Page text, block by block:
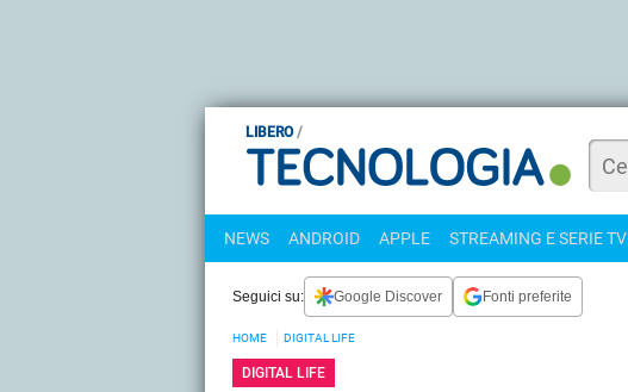
LIBERO
NEWS ANDROID APPLE STREAMING E SERIE TV
Seguici su: Google Discover Fonti preferite
HOME DIGITAL LIFE
DIGITAL LIFE